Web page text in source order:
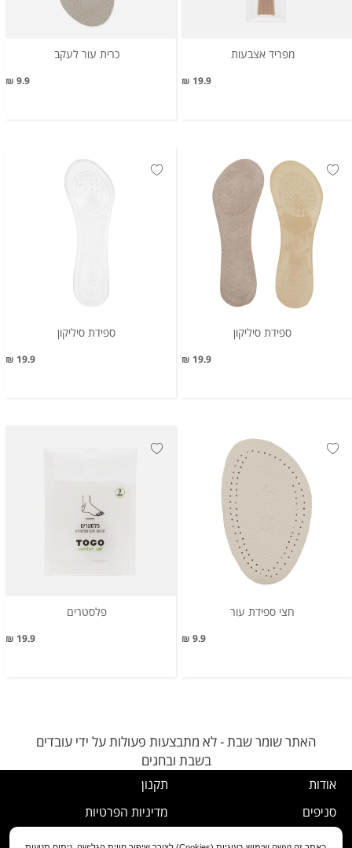
מפריד אצבעות
19.9 ₪
כרית עור לעקב
9.9 ₪
ספידת סיליקון
19.9 ₪
ספידת סיליקון
19.9 ₪
חצי ספידת עור
9.9 ₪
פלסטרים
19.9 ₪
האתר שומר שבת - לא מתבצעות פעולות על ידי עובדים
בשבת ובחגים
אודות
סניפים
תקנון
מדיניות הפרטיות
נוהל ביטול עסקה